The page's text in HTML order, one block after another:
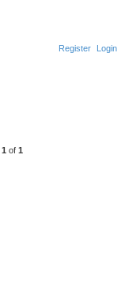
Login
Register
1 of 1